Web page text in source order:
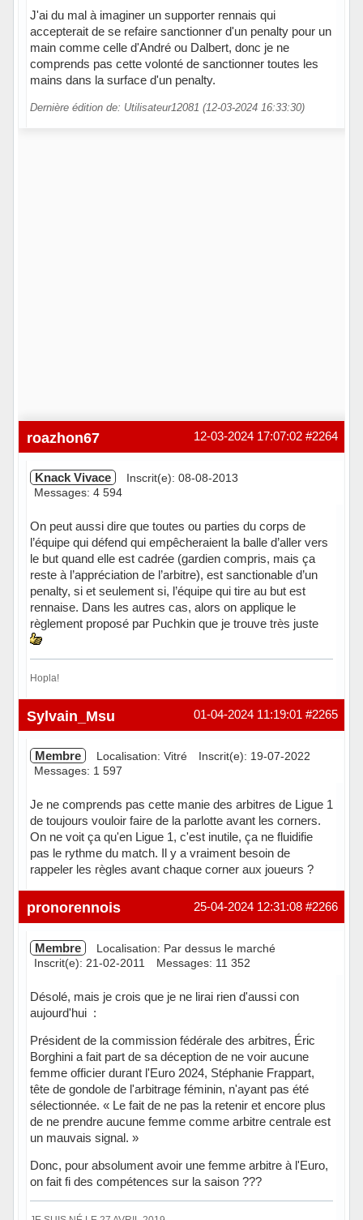
J'ai du mal à imaginer un supporter rennais qui
accepterait de se refaire sanctionner d'un penalty pour un
main comme celle d'André ou Dalbert, donc je ne
comprends pas cette volonté de sanctionner toutes les
mains dans la surface d'un penalty.
Dernière édition de: Utilisateur12081 (12-03-2024 16:33:30)
#2264
12-03-2024 17:07:02
roazhon67
Knack Vivace
Inscrit(e): 08-08-2013
Messages: 4 594
On peut aussi dire que toutes ou parties du corps de
l’équipe qui défend qui empêcheraient la balle d’aller vers
le but quand elle est cadrée (gardien compris, mais ça
reste à l’appréciation de l’arbitre), est sanctionable d’un
penalty, si et seulement si, l’équipe qui tire au but est
rennaise. Dans les autres cas, alors on applique le
règlement proposé par Puchkin que je trouve très juste
Hopla!
Hors ligne #2265
01-04-2024 11:19:01
Sylvain_Msu
Membre Localisation: Vitré
Inscrit(e): 19-07-2022
Messages: 1 597
Je ne comprends pas cette manie des arbitres de Ligue 1
de toujours vouloir faire de la parlotte avant les corners.
On ne voit ça qu'en Ligue 1, c'est inutile, ça ne fluidifie
pas le rythme du match. Il y a vraiment besoin de
rappeler les règles avant chaque corner aux joueurs ?
Hors ligne #2266
25-04-2024 12:31:08
pronorennois
Membre
Localisation: Par dessus le marché
Inscrit(e): 21-02-2011
Messages: 11 352
Désolé, mais je crois que je ne lirai rien d'aussi con
aujourd'hui :
Président de la commission fédérale des arbitres, Éric
Borghini a fait part de sa déception de ne voir aucune
femme officier durant l'Euro 2024, Stéphanie Frappart,
tête de gondole de l'arbitrage féminin, n'ayant pas été
sélectionnée. « Le fait de ne pas la retenir et encore plus
de ne prendre aucune femme comme arbitre centrale est
un mauvais signal. »
Donc, pour absolument avoir une femme arbitre à l'Euro,
on fait fi des compétences sur la saison ???